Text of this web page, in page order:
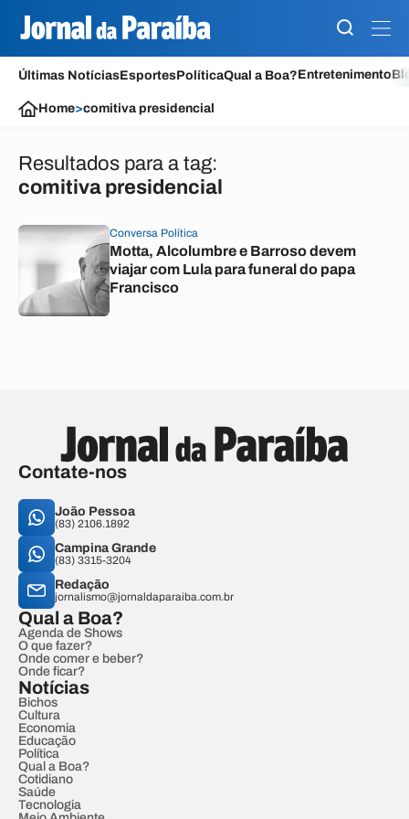
Últimas NotíciasEsportesPolíticaQual a Boa?Entretenimento
Home>comitiva presidencial
Resultados para a tag:
comitiva presidencial
Conversa Política
Motta, Alcolumbre e Barroso devem
viajar com Lula para funeral do papa
Francisco
Contate-nos
João Pessoa
(83) 2106.1892
Campina Grande
(83) 3315-3204
Redação
jornalismo@jornaldaparaiba.com.br
Qual a Boa?
Agenda de Shows
O que fazer?
Onde comer e beber?
Onde ficar?
Notícias
Bichos
Cultura
Economia
Educação
Política
Qual a Boa?
Cotidiano
Saúde
Tecnologia